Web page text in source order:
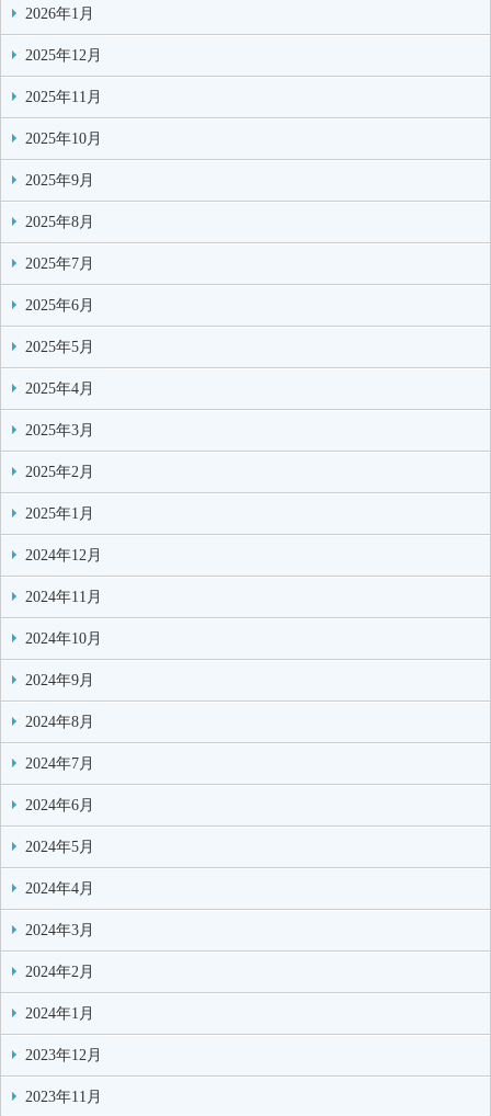
2026年1月
2025年12月
2025年11月
2025年10月
2025年9月
2025年8月
2025年7月
2025年6月
2025年5月
2025年4月
2025年3月
2025年2月
2025年1月
2024年12月
2024年11月
2024年10月
2024年9月
2024年8月
2024年7月
2024年6月
2024年5月
2024年4月
2024年3月
2024年2月
2024年1月
2023年12月
2023年11月